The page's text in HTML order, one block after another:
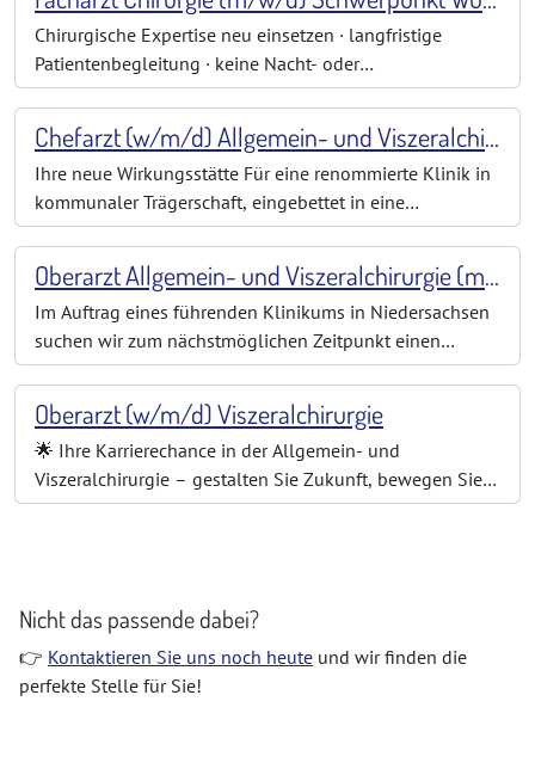
möchten Ihre operative Erfahrung einbringen, eine Klinik
aktiv mitentwicke
Chirurgische Expertise neu einsetzen · langfristige
Patientenbegleitung · keine Nacht- oder
Wochenenddienste Viele erfahrene Chirurginnen und
Chirurgen kennen das Dilemma: Die operative Erfahrung
ist vorhanden, die medizinische Verantwortung macht
weiterhin Freude – aber Dienste, OP-Druck und st
Chefarzt (w/m/d) Allgemein- und Viszeralchirurgie
Ihre neue Wirkungsstätte Für eine renommierte Klinik in
kommunaler Trägerschaft, eingebettet in eine
lebenswerte Region mit hoher medizinischer
Versorgungsdichte und starkem Netzwerk, suchen wir im
Rahmen einer altersbedingten Nachfolgeregelung
eine/n Chefarzt (w/m/d) für Allgemein- und Viszeral
Oberarzt Allgemein- und Viszeralchirurgie (m/w/d)
Im Auftrag eines führenden Klinikums in Niedersachsen
suchen wir zum nächstmöglichen Zeitpunkt einen
Oberarzt (m/w/d) für Allgemein- und Viszeralchirurgie.
Das Haus der Schwerpunktversorgung genießt einen
exzellenten Ruf und bietet eine moderne medizinische
Infrastruktur mit innovativen Behandl
Oberarzt (w/m/d) Viszeralchirurgie
🌟 Ihre Karrierechance in der Allgemein- und
Viszeralchirurgie – gestalten Sie Zukunft, bewegen Sie
Menschen! Haben Sie den Wunsch, wirklich etwas zu
Nicht das passende dabei?
👉 Kontaktieren Sie uns noch heute und wir finden die
perfekte Stelle für Sie!